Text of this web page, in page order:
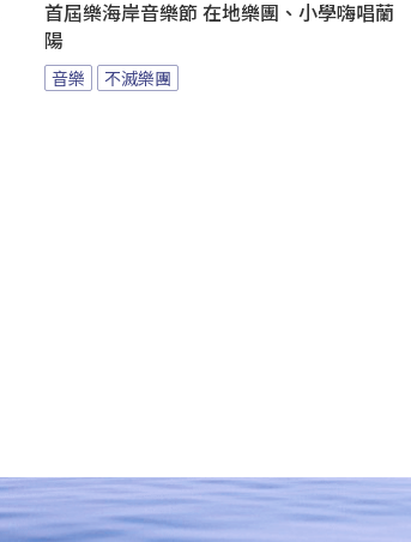
首屆樂海岸音樂節 在地樂團、小學嗨唱蘭
陽
音樂 不滅樂團